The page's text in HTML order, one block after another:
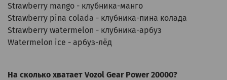
Strawberry mango - клубника-манго
Strawberry pina colada - клубника-пина колада
Strawberry watermelon - клубника-арбуз
Watermelon ice - арбуз-лёд
На сколько хватает Vozol Gear Power 20000?